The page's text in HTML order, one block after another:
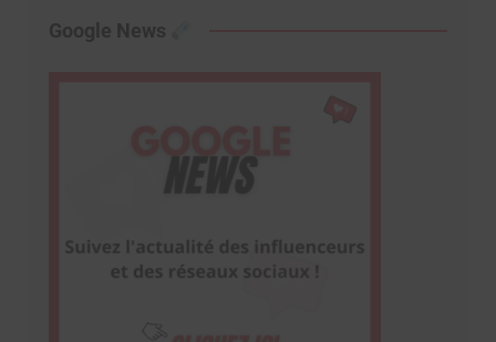
Google News